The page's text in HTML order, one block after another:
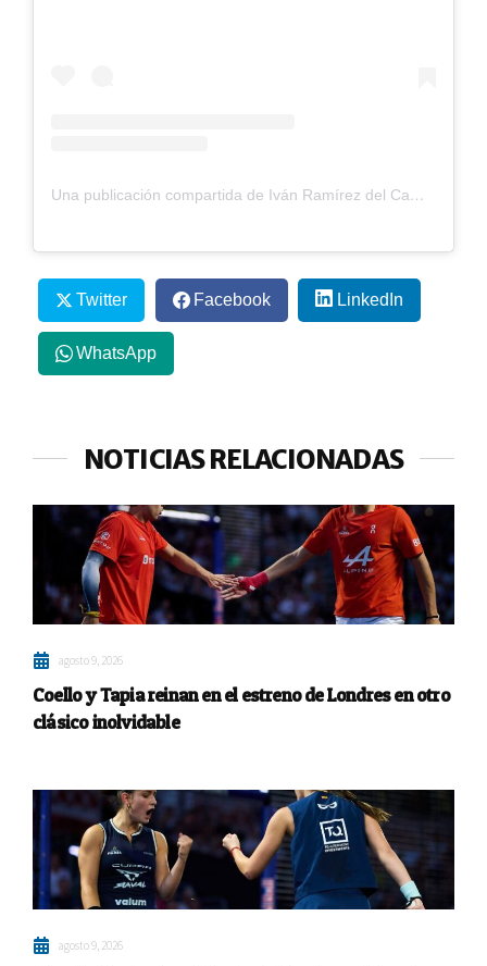
Una publicación compartida de Iván Ramírez del Campo (@ivanxo.ramirez)
Twitter Facebook LinkedIn
WhatsApp
NOTICIAS RELACIONADAS
agosto 9, 2026
Coello y Tapia reinan en el estreno de Londres en otro
clásico inolvidable
agosto 9, 2026